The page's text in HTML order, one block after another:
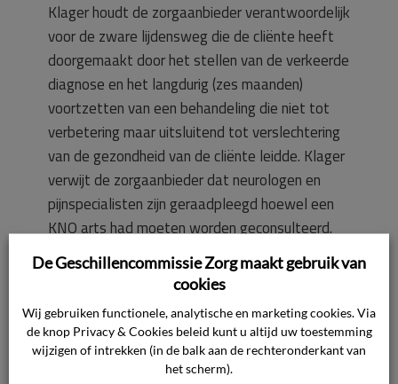
Klager houdt de zorgaanbieder verantwoordelijk
voor de zware lijdensweg die de cliënte heeft
doorgemaakt door het stellen van de verkeerde
diagnose en het langdurig (zes maanden)
voortzetten van een behandeling die niet tot
verbetering maar uitsluitend tot verslechtering
van de gezondheid van de cliënte leidde. Klager
verwijt de zorgaanbieder dat neurologen en
pijnspecialisten zijn geraadpleegd hoewel een
KNO arts had moeten worden geconsulteerd.
Het verloop van het ziektebeeld had dan heel
anders en minder pijnlijk kunnen verlopen. Klager
de lijdensweg van zijn echtgenote. Klager
verlangt een vergoeding voor de schade die hij
en zijn echtgenote door het medisch
De Geschillencommissie Zorg maakt gebruik van
cookies
Wij gebruiken functionele, analytische en marketing cookies. Via
de knop Privacy & Cookies beleid kunt u altijd uw toestemming
wijzigen of intrekken (in de balk aan de rechteronderkant van
het scherm).